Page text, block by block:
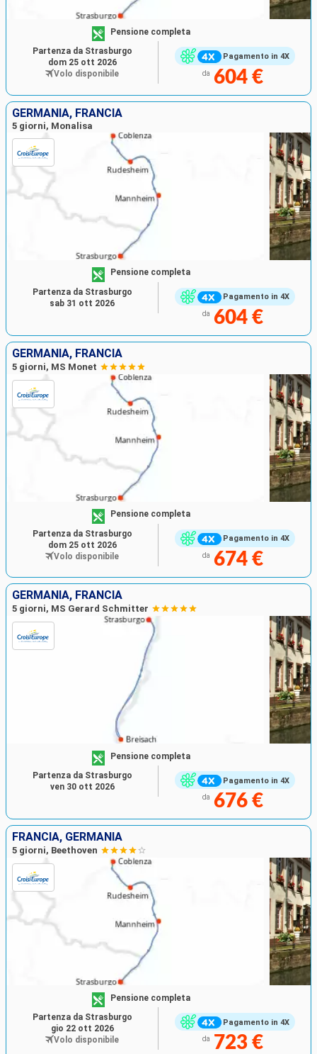
Pagamento in 4X
Pensione completa
da 604 €
Partenza da Strasburgo
dom 25 ott 2026
Volo disponibile
GERMANIA, FRANCIA
5 giorni, Monalisa
Pagamento in 4X
Pensione completa
da 604 €
Partenza da Strasburgo
sab 31 ott 2026
GERMANIA, FRANCIA
5 giorni, MS Monet
Pagamento in 4X
Pensione completa
da 674 €
Partenza da Strasburgo
dom 25 ott 2026
Volo disponibile
GERMANIA, FRANCIA
5 giorni, MS Gerard Schmitter
Pagamento in 4X
Pensione completa
da 676 €
Partenza da Strasburgo
ven 30 ott 2026
FRANCIA, GERMANIA
5 giorni, Beethoven
Pagamento in 4X
Pensione completa
da 723 €
Partenza da Strasburgo
gio 22 ott 2026
Volo disponibile